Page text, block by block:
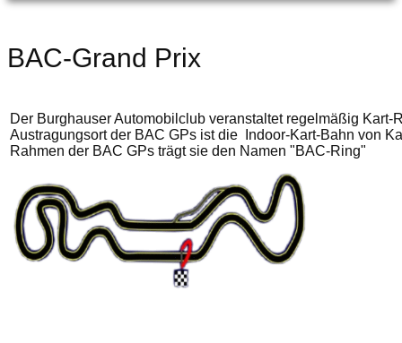
BAC-Grand Prix
Der Burghauser Automobilclub veranstaltet regelmäßig Kart-
Austragungsort der BAC GPs ist die Indoor-Kart-Bahn von
Rahmen der BAC GPs trägt sie den Namen "BAC-Ring"